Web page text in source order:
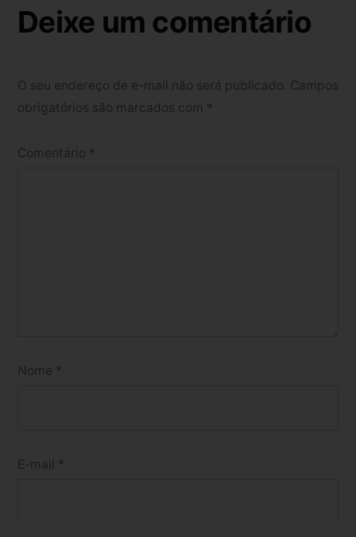
Deixe um comentário
O seu endereço de e-mail não será publicado. Campos
obrigatórios são marcados com *
Comentário *
Nome *
E-mail *